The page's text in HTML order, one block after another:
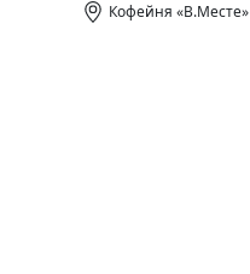
Кофейня «В.Месте»